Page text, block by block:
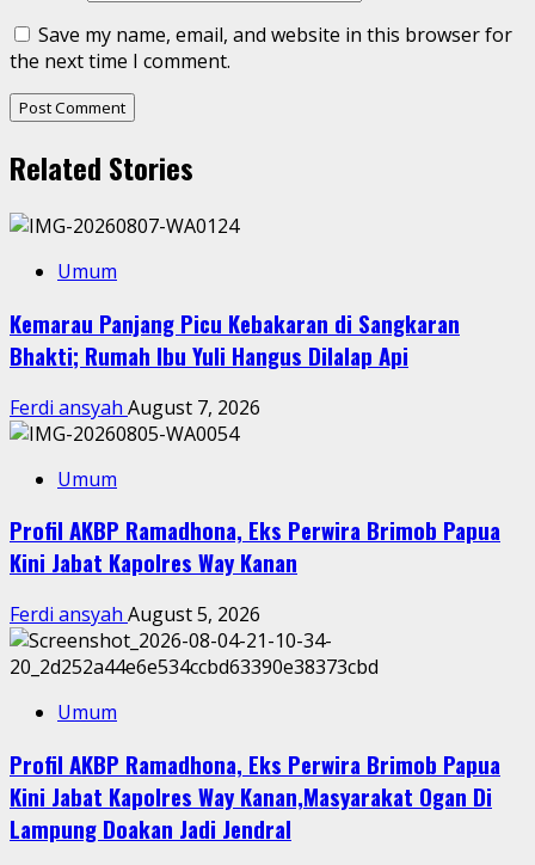
Save my name, email, and website in this browser for
the next time I comment.
Related Stories
Umum
Kemarau Panjang Picu Kebakaran di Sangkaran
Bhakti; Rumah Ibu Yuli Hangus Dilalap Api
Ferdi ansyah August 7, 2026
Umum
Profil AKBP Ramadhona, Eks Perwira Brimob Papua
Kini Jabat Kapolres Way Kanan
Ferdi ansyah August 5, 2026
Umum
Profil AKBP Ramadhona, Eks Perwira Brimob Papua
Kini Jabat Kapolres Way Kanan,Masyarakat Ogan Di
Lampung Doakan Jadi Jendral